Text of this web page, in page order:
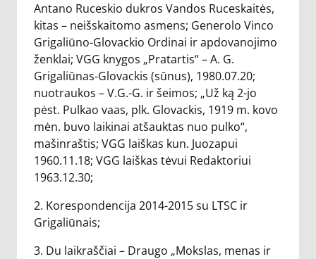
Antano Ruceskio dukros Vandos Ruceskaitės,
kitas – neišskaitomo asmens; Generolo Vinco
Grigaliūno-Glovackio Ordinai ir apdovanojimo
ženklai; VGG knygos „Pratartis“ – A. G.
Grigaliūnas-Glovackis (sūnus), 1980.07.20;
nuotraukos – V.G.-G. ir šeimos; „Už ką 2-jo
pėst. Pulkao vaas, plk. Glovackis, 1919 m. kovo
mėn. buvo laikinai atšauktas nuo pulko“,
mašinraštis; VGG laiškas kun. Juozapui
1960.11.18; VGG laiškas tėvui Redaktoriui
1963.12.30;
2. Korespondencija 2014-2015 su LTSC ir
Grigaliūnais;
3. Du laikraščiai – Draugo „Mokslas, menas ir